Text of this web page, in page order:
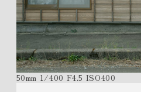
50mm 1/400 F4.5 ISO400